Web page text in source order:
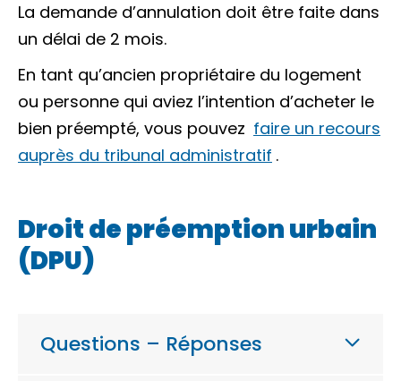
La demande d’annulation doit être faite dans
un délai de 2 mois.
En tant qu’ancien propriétaire du logement
ou personne qui aviez l’intention d’acheter le
bien préempté, vous pouvez faire un recours
auprès du tribunal administratif .
Droit de préemption urbain
(DPU)
Questions – Réponses